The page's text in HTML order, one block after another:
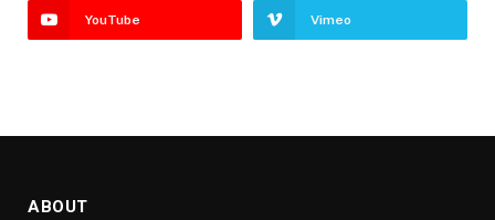
YouTube Vimeo
ABOUT